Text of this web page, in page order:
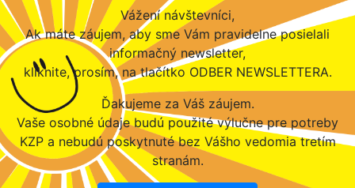
Vážení návštevníci,
Ak máte záujem, aby sme Vám pravidelne posielali
informačný newsletter,
kliknite, prosím, na tlačítko ODBER NEWSLETTERA.
Ďakujeme za Váš záujem.
Vaše osobné údaje budú použité výlučne pre potreby
KZP a nebudú poskytnuté bez Vášho vedomia tretím
stranám.